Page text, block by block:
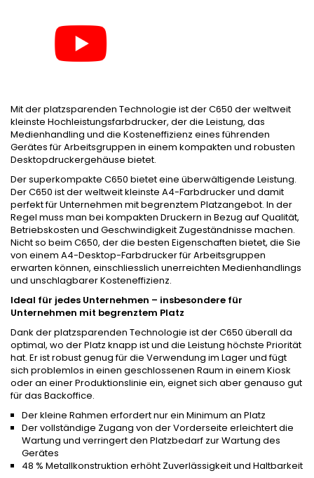
Mit der platzsparenden Technologie ist der C650 der weltweit
kleinste Hochleistungsfarbdrucker, der die Leistung, das
Medienhandling und die Kosteneffizienz eines führenden
Gerätes für Arbeitsgruppen in einem kompakten und robusten
Desktopdruckergehäuse bietet.
Der superkompakte C650 bietet eine überwältigende Leistung.
Der C650 ist der weltweit kleinste A4-Farbdrucker und damit
perfekt für Unternehmen mit begrenztem Platzangebot. In der
Regel muss man bei kompakten Druckern in Bezug auf Qualität,
Betriebskosten und Geschwindigkeit Zugeständnisse machen.
Nicht so beim C650, der die besten Eigenschaften bietet, die Sie
von einem A4-Desktop-Farbdrucker für Arbeitsgruppen
erwarten können, einschliesslich unerreichten Medienhandlings
und unschlagbarer Kosteneffizienz.
Ideal für jedes Unternehmen – insbesondere für
Unternehmen mit begrenztem Platz
Dank der platzsparenden Technologie ist der C650 überall da
optimal, wo der Platz knapp ist und die Leistung höchste Priorität
hat. Er ist robust genug für die Verwendung im Lager und fügt
sich problemlos in einen geschlossenen Raum in einem Kiosk
oder an einer Produktionslinie ein, eignet sich aber genauso gut
für das Backoffice.
Der kleine Rahmen erfordert nur ein Minimum an Platz
Der vollständige Zugang von der Vorderseite erleichtert die
Wartung und verringert den Platzbedarf zur Wartung des
Gerätes
48 % Metallkonstruktion erhöht Zuverlässigkeit und Haltbarkeit